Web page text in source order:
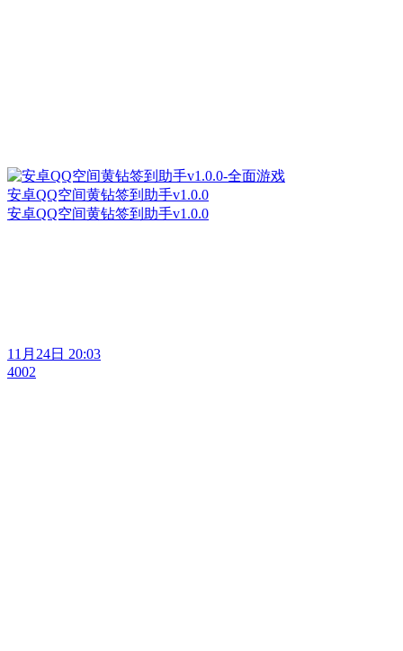
安卓QQ空间黄钻签到助手v1.0.0
安卓QQ空间黄钻签到助手v1.0.0
11月24日 20:03
4002